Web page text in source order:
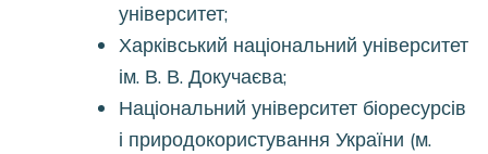
університет;
Харківський національний університет
ім. В. В. Докучаєва;
Національний університет біоресурсів
і природокористування України (м.